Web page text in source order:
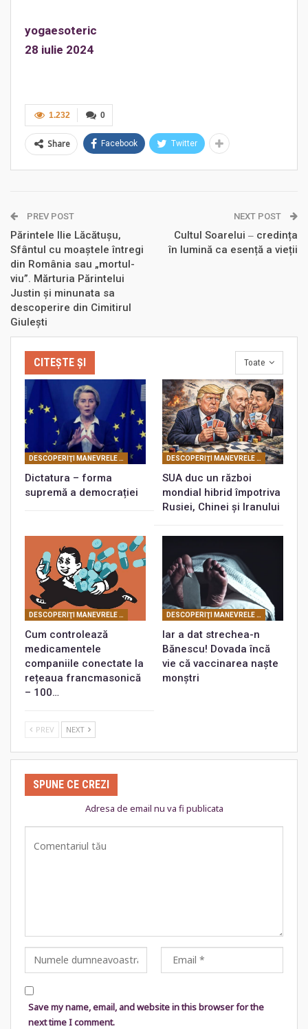
yogaesoteric
28 iulie 2024
0
1.232
Share Facebook Twitter
PREV POST
Părintele Ilie Lăcătușu,
Sfântul cu moaștele întregi
din România sau „mortul-
viu”. Mărturia Părintelui
Justin și minunata sa
descoperire din Cimitirul
Giulești
NEXT POST
Cultul Soarelui ‒ credința
în lumină ca esență a vieții
Toate
CITEȘTE ȘI
DESCOPERIŢI MANEVRELE FRANCMASONERIEI
Dictatura – forma
supremă a democrației
DESCOPERIŢI MANEVRELE FRANCMASONERIEI
SUA duc un război
mondial hibrid împotriva
Rusiei, Chinei și Iranului
DESCOPERIŢI MANEVRELE FRANCMASONERIEI
Cum controlează
medicamentele
companiile conectate la
rețeaua francmasonică
– 100…
DESCOPERIŢI MANEVRELE FRANCMASONERIEI
Iar a dat strechea-n
Bănescu! Dovada încă
vie că vaccinarea naște
monștri
PREV NEXT
SPUNE CE CREZI
Adresa de email nu va fi publicata
Save my name, email, and website in this browser for the
next time I comment.